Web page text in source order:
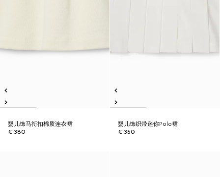
婴儿饰马衔扣棉质连衣裙
€ 380
婴儿饰织带迷你Polo裙
€ 350